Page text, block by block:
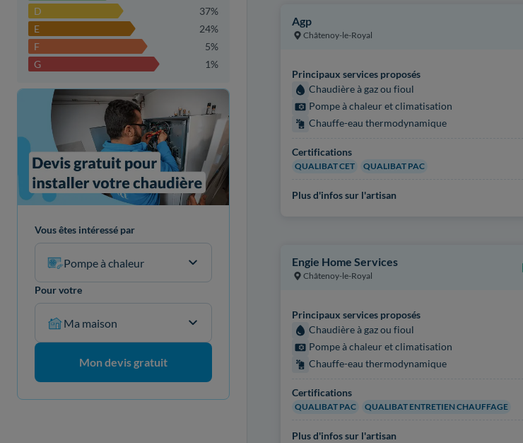
D
37%
E
24%
F
5%
G
1%
Vous êtes intéressé par
Pompe à chaleur
Pour votre
Ma maison
Mon devis gratuit
Agp
Châtenoy-le-Royal
Principaux services proposés
Chaudière à gaz ou fioul
Pompe à chaleur et climatisation
Chauffe-eau thermodynamique
Certifications
QUALIBAT CET QUALIBAT PAC
Plus d'infos sur l'artisan
Engie Home Services
Châtenoy-le-Royal
Principaux services proposés
Chaudière à gaz ou fioul
Pompe à chaleur et climatisation
Chauffe-eau thermodynamique
Certifications
QUALIBAT PAC QUALIBAT ENTRETIEN CHAUFFAGE
Plus d'infos sur l'artisan